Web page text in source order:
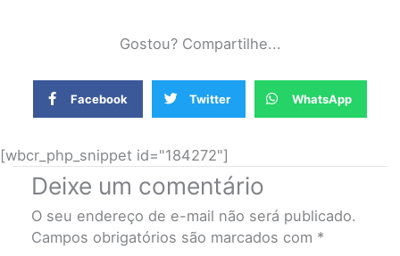
Gostou? Compartilhe...
Facebook Twitter WhatsApp
[wbcr_php_snippet id="184272"]
Deixe um comentário
O seu endereço de e-mail não será publicado.
Campos obrigatórios são marcados com *